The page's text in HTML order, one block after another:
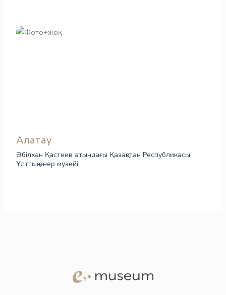
Алатау
Әбілхан Қастеев атындағы Қазақстан Республикасы
Ұлттық өнер музейі